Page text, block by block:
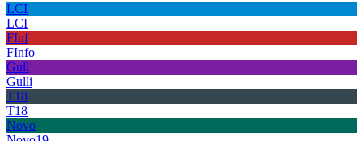
LCI
LCI
FInf
FInfo
Gull
Gulli
T18
T18
Novo